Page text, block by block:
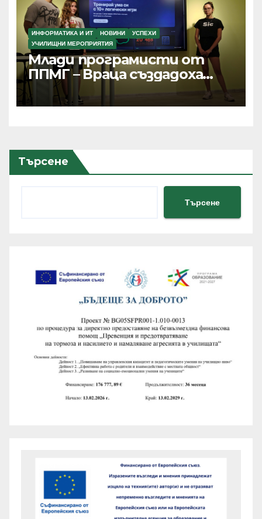
ИНФОРМАТИКА И ИТ НОВИНИ
УСПЕХИ
УЧИЛИЩНИ МЕРОПРИЯТИЯ
Млади програмисти от
ППМГ – Враца създадоха
дигитални продукти с
реално приложение и
Търсене
Търсене